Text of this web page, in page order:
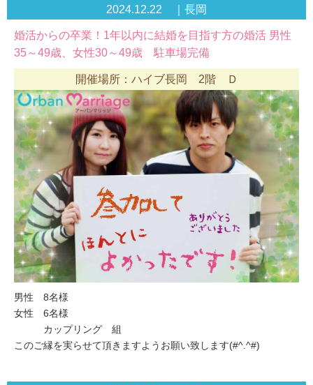
2024.12.22 ｜長岡
婚活からの卒業！1年以内に結婚を目指す方の婚活 男性
35～49歳、女性30～49歳 駐車場完備
開催場所：ハイブ長岡 2階 Ｄ
男性 8名様
女性 6名様
カップリング 組
このご縁を実らせて頂きますようお願い致します(#^.^#)